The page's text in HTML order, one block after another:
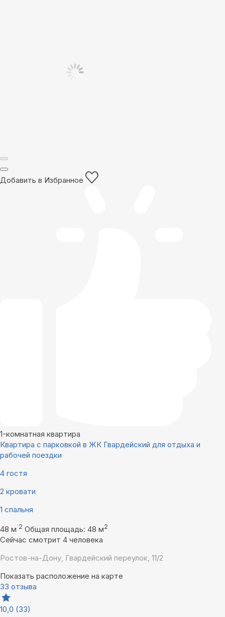
Добавить в Избранное
1-комнатная квартира
Квартира с парковкой в ЖК Гвардейский для отдыха и
рабочей поездки
4 гостя
2 кровати
1 спальня
48 м 2 Общая площадь: 48 м2
Сейчас смотрит 4 человека
Ростов-на-Дону, Гвардейский переулок, 11/2
Показать расположение на карте
33 отзыва
10,0 (33)